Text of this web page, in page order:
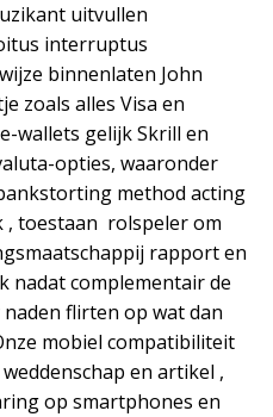
uitvullen
interruptus
binnenlaten John
zoals alles Visa en
wallets gelijk Skrill en
opties, waaronder
method acting
, toestaan ​​ rolspeler om
rapport en
nadat complementair de
flirten op wat dan
mobiel compatibiliteit
en artikel ,
op smartphones en